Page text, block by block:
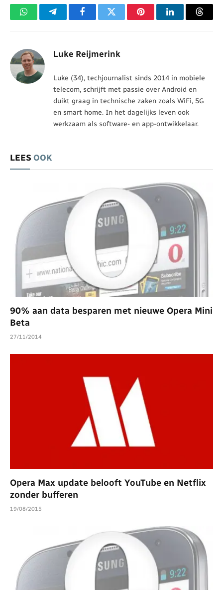
WhatsAppTelegramFacebookTwitter PinterestLinkedIn
Luke Reijmerink
Luke (34), techjournalist sinds 2014 in mobiele
telecom, schrijft met passie over Android en
duikt graag in technische zaken zoals WiFi, 5G
en smart home. In het dagelijks leven ook
werkzaam als software- en app-ontwikkelaar.
LEES OOK
90% aan data besparen met nieuwe Opera Mini
Beta
27/11/2014
Opera Max update belooft YouTube en Netflix
zonder bufferen
19/08/2015